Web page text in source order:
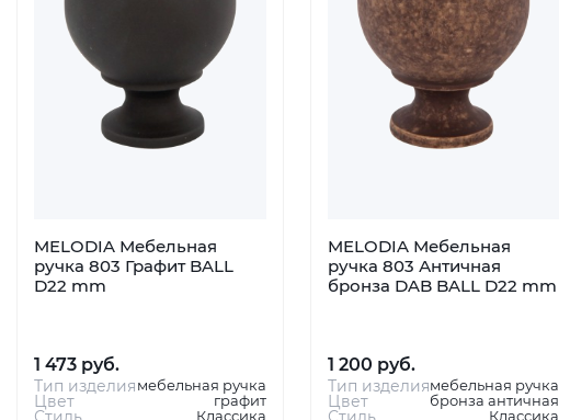
MELODIA Мебельная
ручка 803 Графит BALL
D22 mm
1 473 руб.
Тип изделиямебельная ручка
Цвет графит
Классика
MELODIA Мебельная
ручка 803 Античная
бронза DAB BALL D22 mm
1 200 руб.
Тип изделиямебельная ручка
Цвет бронза античная
Классика